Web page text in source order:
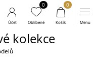
kolekce
0
0